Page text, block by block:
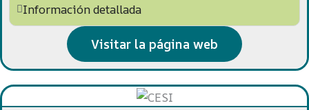
Información detallada
Visitar la página web